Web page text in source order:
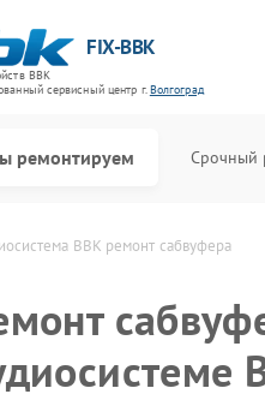
FIX-BBK
BBK
cервисный центр г.Волгоград
ремонтируем Срочный
BBK ремонт сабвуфера